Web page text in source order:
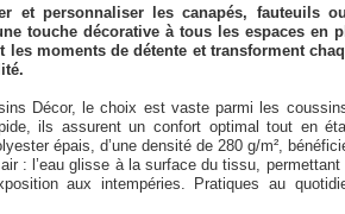
et personnaliser les canapés, fauteuils
touche décorative à tous les espaces
les moments de détente et transforment
Décor, le choix est vaste parmi les
ils assurent un confort optimal tout en
épais, d’une densité de 280 g/m²,
: l’eau glisse à la surface du tissu,
aux intempéries. Pratiques au